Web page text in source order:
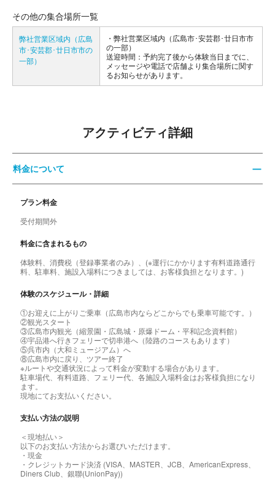
その他の集合場所一覧
弊社営業区域内（広島
市･安芸郡･廿日市市の
一部）
弊社営業区域内（広島市･安芸郡･廿日市市
の一部）
送迎時間：予約完了後から体験当日までに、
メッセージや電話で店舗より集合場所に関す
るお知らせがあります。
アクティビティ詳細
料金について
プラン料金
受付期間外
料金に含まれるもの
体験料、消費税（登録事業者のみ）、(※運行にかかります有料道路通行
料、駐車料、施設入場料につきましては、お客様負担となります。)
体験のスケジュール・詳細
①お迎えに上がりご乗車（広島市内ならどこからでも乗車可能です。）
②観光スタート
③広島市内観光（縮景園・広島城・原爆ドーム・平和記念資料館）
④宇品港へ行きフェリーで切串港へ（陸路のコースもあります）
⑤呉市内（大和ミュージアム）へ
⑧広島市内に戻り、ツアー終了
※ルートや交通状況によって料金が変動する場合があります。
駐車場代、有料道路、フェリー代、各施設入場料金はお客様負担になり
ます。
現地にてお支払いください。
支払い方法の説明
＜現地払い＞
以下のお支払い方法からお選びいただけます。
・現金
・クレジットカード決済 (VISA、MASTER、JCB、AmericanExpress、
Diners Club、銀聯(UnionPay))